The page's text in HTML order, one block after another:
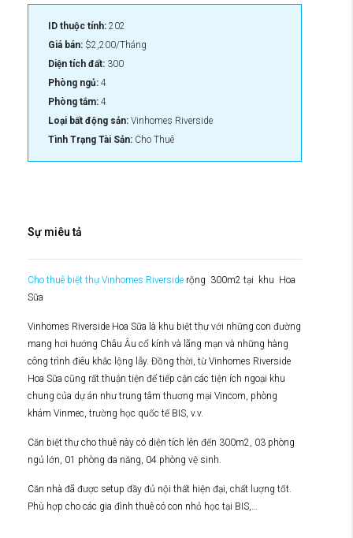
ID thuộc tính: 202
Giá bán: $2,200/Tháng
Diện tích đất: 300
Phòng ngủ: 4
Phòng tắm: 4
Loại bất động sản: Vinhomes Riverside
Tình Trạng Tài Sản: Cho Thuê
Sự miêu tả
Cho thuê biệt thự Vinhomes Riverside rộng 300m2 tại khu Hoa
Sữa
Vinhomes Riverside Hoa Sữa là khu biệt thự với những con đường
mang hơi hướng Châu Âu cổ kính và lãng mạn và những hàng
công trình điêu khắc lộng lẫy. Đồng thời, từ Vinhomes Riverside
Hoa Sữa cũng rất thuận tiện để tiếp cận các tiện ích ngoại khu
chung của dự án như trung tâm thương mại Vincom, phòng
khám Vinmec, trường học quốc tế BIS, v.v.
Căn biệt thự cho thuê này có diện tích lên đến 300m2, 03 phòng
ngủ lớn, 01 phòng đa năng, 04 phòng vệ sinh.
Căn nhà đã được setup đầy đủ nội thất hiện đại, chất lượng tốt.
Phù hợp cho các gia đình thuê có con nhỏ học tại BIS,…